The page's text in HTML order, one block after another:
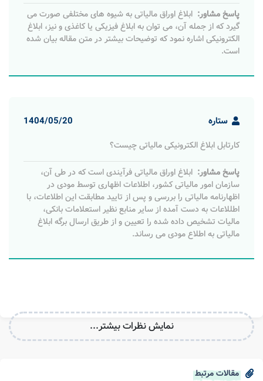
مقالات مرتبط
پاسخ مشاور: ابلاغ اوراق مالیاتی به شیوه های مختلفی صورت می
گیرد که از جمله آن، می توان به ابلاغ فیزیکی یا کاغذی و نیز، ابلاغ
الکترونیکی اشاره نمود که توضیحات بیشتر در متن مقاله بیان شده
است.
ستاره 1404/05/20
کارتابل ابلاغ الکترونیکی مالیاتی چیست؟
پاسخ مشاور: ابلاغ اوراق مالیاتی فرآیندی است که در طی آن،
سازمان امور مالیاتی کشور، اطلاعات اظهاری توسط مودی در
اظهارنامه مالیاتی را بررسی و پس از تایید مطابقت این اطلاعات، با
اطللاعات به دست آمده از سایر منابع نظیر استعلامات بانکی،
مالیات تشخیص داده شده را تعیین و از طریق ارسال برگه ابلاغ
مالیاتی به اطلاع مودی می رساند.
نمایش نظرات بیشتر...